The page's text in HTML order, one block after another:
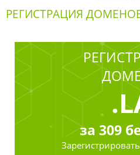
РЕГИСТРАЦИЯ
за 309
Зарегистрировать